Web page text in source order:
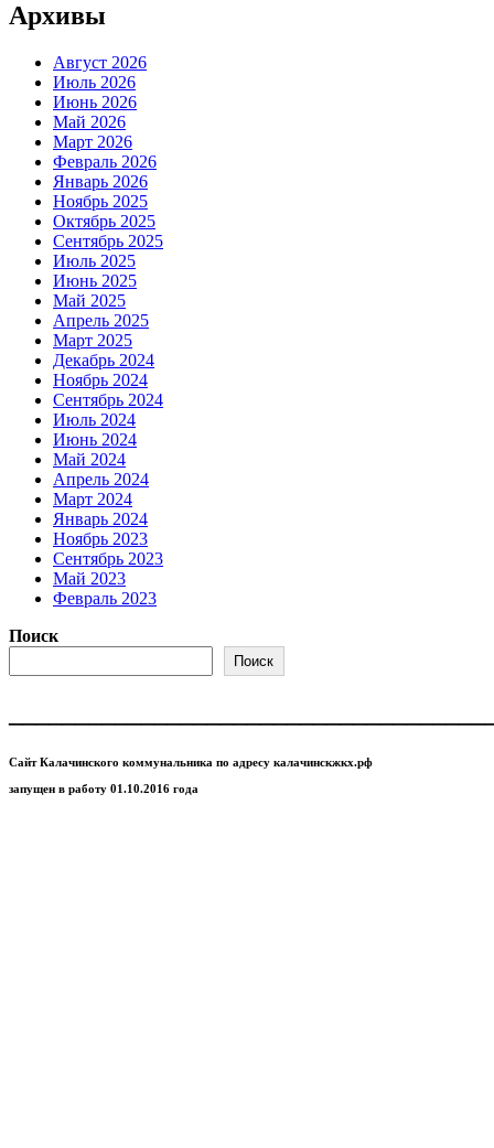
Архивы
Август 2026
Июль 2026
Июнь 2026
Май 2026
Март 2026
Февраль 2026
Январь 2026
Ноябрь 2025
Октябрь 2025
Сентябрь 2025
Июль 2025
Июнь 2025
Май 2025
Апрель 2025
Март 2025
Декабрь 2024
Ноябрь 2024
Сентябрь 2024
Июль 2024
Июнь 2024
Май 2024
Апрель 2024
Март 2024
Январь 2024
Ноябрь 2023
Сентябрь 2023
Май 2023
Февраль 2023
Поиск
Поиск
Сайт Калачинского коммунальника по адресу калачинскжкх.рф
запущен в работу 01.10.2016 года